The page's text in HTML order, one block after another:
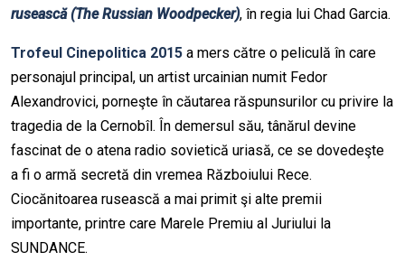
rusească (The Russian Woodpecker), în regia lui Chad Garcia.
Trofeul Cinepolitica 2015 a mers către o peliculă în care
personajul principal, un artist urcainian numit Fedor
Alexandrovici, porneşte în căutarea răspunsurilor cu privire la
tragedia de la Cernobîl. În demersul său, tânărul devine
fascinat de o atena radio sovietică uriasă, ce se dovedeşte
a fi o armă secretă din vremea Războiului Rece.
Ciocănitoarea rusească a mai primit şi alte premii
importante, printre care Marele Premiu al Juriului la
SUNDANCE.